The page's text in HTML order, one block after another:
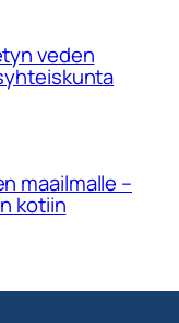
veden
maailmalle –
kotiin